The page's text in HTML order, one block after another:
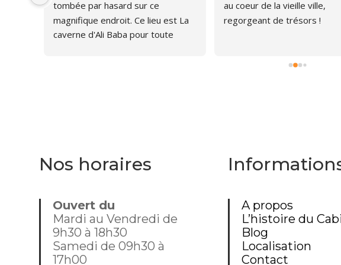
tombée par hasard sur ce
magnifique endroit. Ce lieu est La
caverne d'Ali Baba pour toute
moment donc, dommage que
au coeur de la vieille ville,
regorgeant de trésors !
Nos horaires
Ouvert du
Mardi au Vendredi de
9h30 à 18h30
Samedi de 09h30 à
17h00
A propos
L’histoire du
Blog
Localisation
Contact